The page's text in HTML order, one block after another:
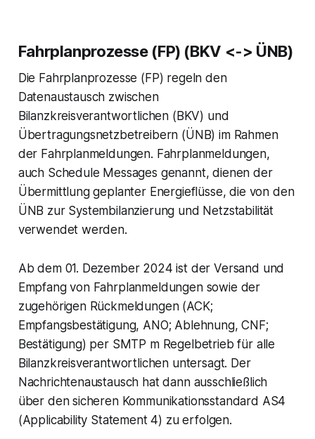
Fahrplanprozesse (FP) (BKV <-> ÜNB)
Die Fahrplanprozesse (FP) regeln den
Datenaustausch zwischen
Bilanzkreisverantwortlichen (BKV) und
Übertragungsnetzbetreibern (ÜNB) im Rahmen
der Fahrplanmeldungen. Fahrplanmeldungen,
auch Schedule Messages genannt, dienen der
Übermittlung geplanter Energieflüsse, die von den
ÜNB zur Systembilanzierung und Netzstabilität
verwendet werden.
Ab dem 01. Dezember 2024 ist der Versand und
Empfang von Fahrplanmeldungen sowie der
zugehörigen Rückmeldungen (ACK;
Empfangsbestätigung, ANO; Ablehnung, CNF;
Bestätigung) per SMTP m Regelbetrieb für alle
Bilanzkreisverantwortlichen untersagt. Der
Nachrichtenaustausch hat dann ausschließlich
über den sicheren Kommunikationsstandard AS4
(Applicability Statement 4) zu erfolgen.